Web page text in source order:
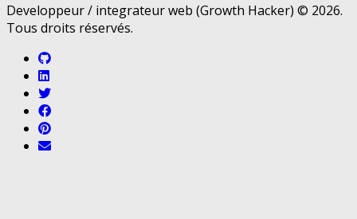
Developpeur / integrateur web (Growth Hacker) © 2026.
Tous droits réservés.